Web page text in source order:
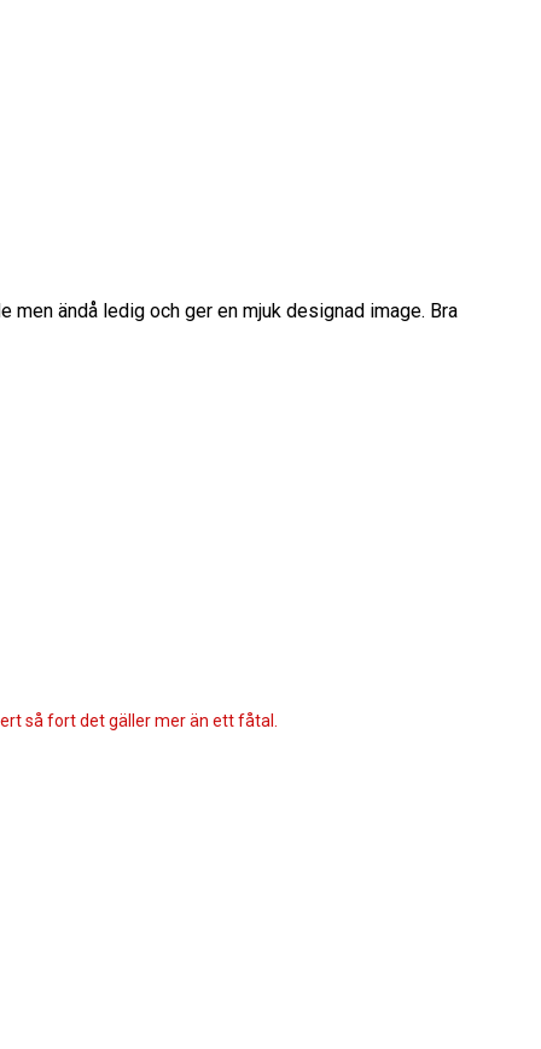
ändå ledig och ger en mjuk designad image. Bra
så fort det gäller mer än ett fåtal.